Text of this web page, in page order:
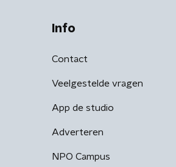
Info
Contact
Veelgestelde vragen
App de studio
Adverteren
NPO Campus